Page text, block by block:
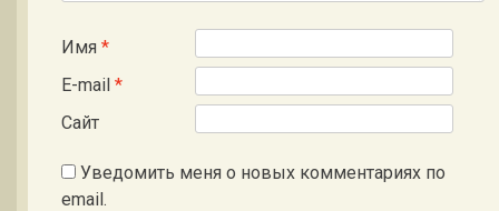
Имя *
E-mail *
Сайт
Уведомить меня о новых комментариях по
email.